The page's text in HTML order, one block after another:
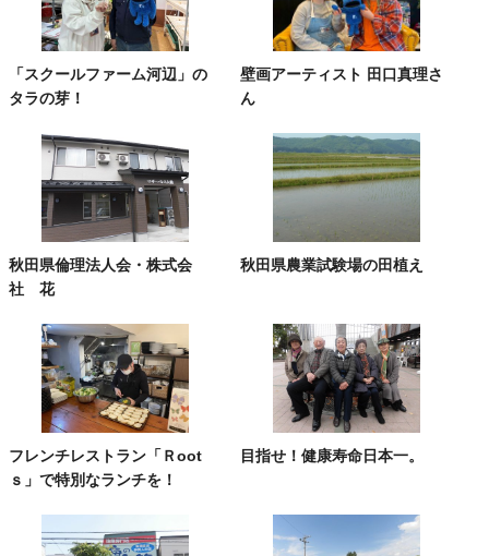
「スクールファーム河辺」の
タラの芽！
壁画アーティスト 田口真理さ
ん
秋田県倫理法人会・株式会
社 花
秋田県農業試験場の田植え
フレンチレストラン「Ｒoot
ｓ」で特別なランチを！
目指せ！健康寿命日本一。